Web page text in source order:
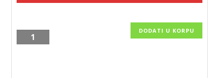
Plastična
wc
DODATI U KORPU